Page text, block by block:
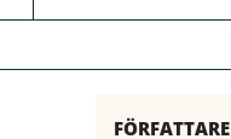
FÖRFATTARE